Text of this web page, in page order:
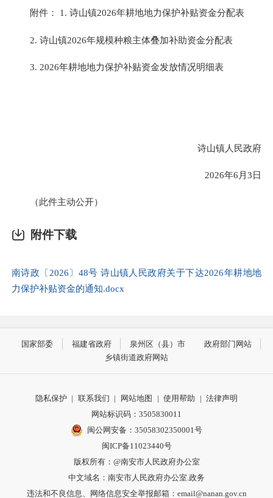
附件： 1. 诗山镇2026年耕地地力保护补贴资金分配表
2. 诗山镇2026年规模种粮主体叠加补助资金分配表
3. 2026年耕地地力保护补贴资金发放情况明细表
诗山镇人民政府
2026年6月3日
（此件主动公开）
附件下载
南诗政〔2026〕48号 诗山镇人民政府关于下达2026年耕地地
力保护补贴资金的通知.docx
国家部委 福建省政府 泉州区（县）市
政府部门网站
乡镇街道政府网站
隐私保护 | 联系我们 | 网站地图 | 使用帮助 | 法律声明
网站标识码：3505830011
闽公网安备：35058302350001号
闽ICP备11023440号
版权所有：@南安市人民政府办公室
中文域名：南安市人民政府办公室.政务
违法和不良信息、网络信息安全举报邮箱：email@nanan.gov.cn